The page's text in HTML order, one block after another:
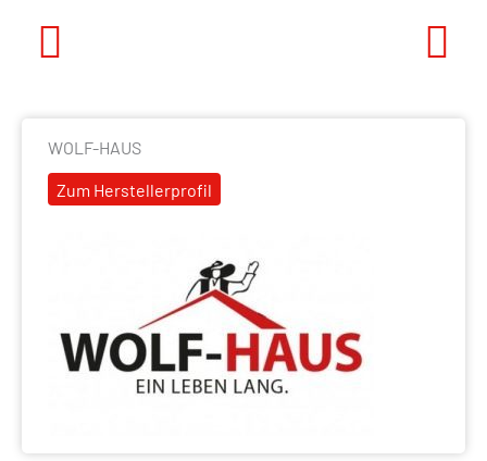
WOLF-HAUS
Zum Herstellerprofil